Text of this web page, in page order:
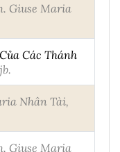
Giuse Maria
Các Thánh
Nhân Tài,
Giuse Maria